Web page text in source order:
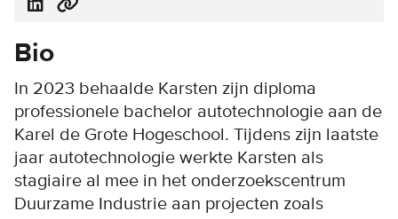
Bio
In 2023 behaalde Karsten zijn diploma
professionele bachelor autotechnologie aan de
Karel de Grote Hogeschool. Tijdens zijn laatste
jaar autotechnologie werkte Karsten als
stagiaire al mee in het onderzoekscentrum
Duurzame Industrie aan projecten zoals